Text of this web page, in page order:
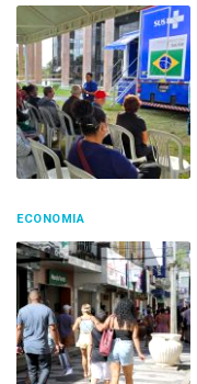
ECONOMIA